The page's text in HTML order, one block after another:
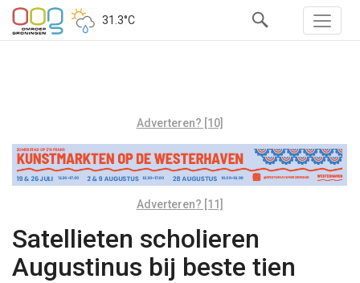
31.3°C
Adverteren? [10]
Adverteren? [11]
Satellieten scholieren
Augustinus bij beste tien